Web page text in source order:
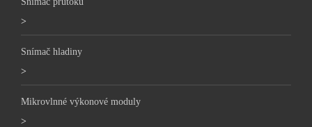
>
Snímač hladiny
>
Mikrovlnné výkonové moduly
>